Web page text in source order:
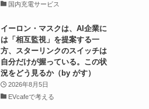
国内充電サービス
イーロン・マスクは、AI企業に
は「相互監視」を提案する一
方、スターリンクのスイッチは
自分だけが握っている。この状
況をどう見るか（by がす）
2026年8月5日
EVcafeで考える